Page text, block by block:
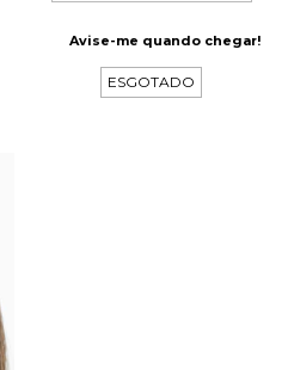
Avise-me quando chegar!
ESGOTADO